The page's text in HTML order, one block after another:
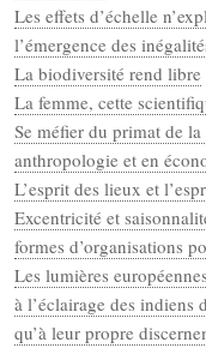
Les effets d’échelle
l’émergence des
La biodiversité rend libre
La femme, cette
Se méfier du primat de
anthropologie et en
L’esprit des lieux et
Excentricité et
formes d’organisations
Les lumières
à l’éclairage des indiens
qu’à leur propre